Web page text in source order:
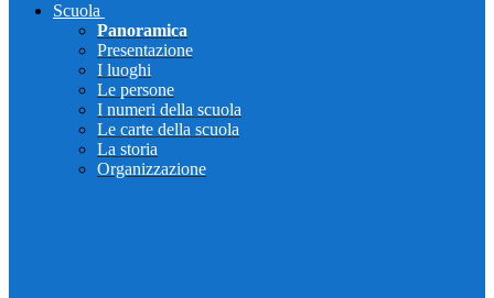
Scuola
Panoramica
Presentazione
I luoghi
Le persone
I numeri della scuola
Le carte della scuola
La storia
Organizzazione